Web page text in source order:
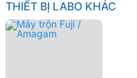
tốt
2026
THIẾT BỊ LABO KHÁC